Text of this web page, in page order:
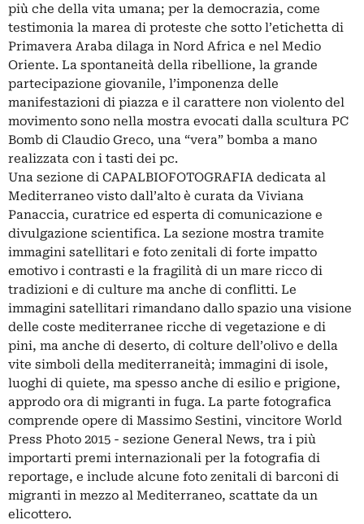
più che della vita umana; per la democrazia, come
testimonia la marea di proteste che sotto l’etichetta di
Primavera Araba dilaga in Nord Africa e nel Medio
Oriente. La spontaneità della ribellione, la grande
partecipazione giovanile, l’imponenza delle
manifestazioni di piazza e il carattere non violento del
movimento sono nella mostra evocati dalla scultura PC
Bomb di Claudio Greco, una “vera” bomba a mano
realizzata con i tasti dei pc.
Una sezione di CAPALBIOFOTOGRAFIA dedicata al
Mediterraneo visto dall’alto è curata da Viviana
Panaccia, curatrice ed esperta di comunicazione e
divulgazione scientifica. La sezione mostra tramite
immagini satellitari e foto zenitali di forte impatto
emotivo i contrasti e la fragilità di un mare ricco di
tradizioni e di culture ma anche di conflitti. Le
immagini satellitari rimandano dallo spazio una visione
delle coste mediterranee ricche di vegetazione e di
pini, ma anche di deserto, di colture dell’olivo e della
vite simboli della mediterraneità; immagini di isole,
luoghi di quiete, ma spesso anche di esilio e prigione,
approdo ora di migranti in fuga. La parte fotografica
comprende opere di Massimo Sestini, vincitore World
Press Photo 2015 - sezione General News, tra i più
importarti premi internazionali per la fotografia di
reportage, e include alcune foto zenitali di barconi di
migranti in mezzo al Mediterraneo, scattate da un
elicottero.